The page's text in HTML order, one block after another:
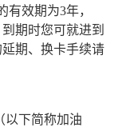
有效期为3年，
期时您可就进到
期、换卡手续请
以下简称加油